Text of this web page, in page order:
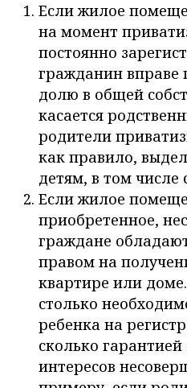
Если жилое
на момент
постоянно
гражданин вправе
долю в общей
касается
родители
как правило,
детям, в том
Если жилое
приобретенное,
граждане
правом на
квартире или
столько
ребенка на
сколько
интересов